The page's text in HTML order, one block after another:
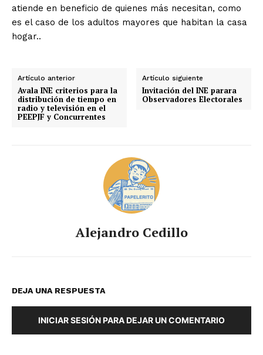
atiende en beneficio de quienes más necesitan, como
es el caso de los adultos mayores que habitan la casa
hogar..
Artículo anterior
Avala INE criterios para la
distribución de tiempo en
radio y televisión en el
PEEPJF y Concurrentes
Artículo siguiente
Invitación del INE parara
Observadores Electorales
Alejandro Cedillo
DEJA UNA RESPUESTA
INICIAR SESIÓN PARA DEJAR UN COMENTARIO